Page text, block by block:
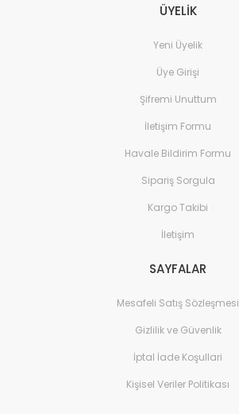
Monofaze spot rayı köşe dönüş Siyah
ÜYELİK
Yeni Üyelik
Üye Girişi
Şifremi Unuttum
İletişim Formu
Havale Bildirim Formu
Sipariş Sorgula
Kargo Takibi
İletişim
SAYFALAR
Mesafeli Satış Sözleşmesi
Gizlilik ve Güvenlik
İptal İade Koşullari
Kişisel Veriler Politikası